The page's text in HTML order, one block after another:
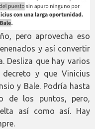
pero aprovecha eso
y así convertir
Desliza que hay varios
y que Vinicius
y Bale. Podría hasta
de los puntos, pero,
así como así. Hay